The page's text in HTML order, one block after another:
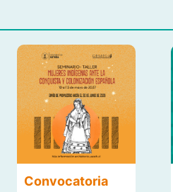
Convocatoria